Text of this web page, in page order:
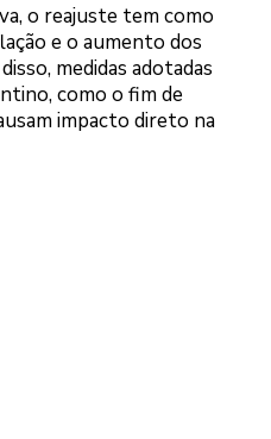
o reajuste tem como
e o aumento dos
medidas adotadas
como o fim de
impacto direto na